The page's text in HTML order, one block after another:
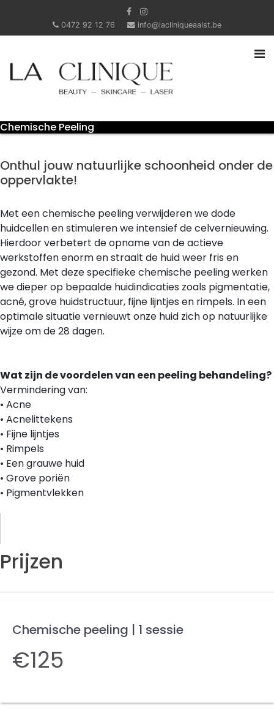
0472 92 12 76 info@lacliniqueaalst.be
Chemische Peeling
Onthul jouw natuurlijke schoonheid onder de
oppervlakte!
Met een chemische peeling verwijderen we dode
huidcellen en stimuleren we intensief de celvernieuwing.
Hierdoor verbetert de opname van de actieve
werkstoffen enorm en straalt de huid weer fris en
gezond. Met deze specifieke chemische peeling werken
we dieper op bepaalde huidindicaties zoals pigmentatie,
acné, grove huidstructuur, fijne lijntjes en rimpels. In een
optimale situatie vernieuwt onze huid zich op natuurlijke
wijze om de 28 dagen.
Wat zijn de voordelen van een peeling behandeling?
Vermindering van:
• Acne
• Acnelittekens
• Fijne lijntjes
• Rimpels
• Een grauwe huid
• Grove poriën
• Pigmentvlekken
Prijzen
Chemische peeling | 1 sessie
€125